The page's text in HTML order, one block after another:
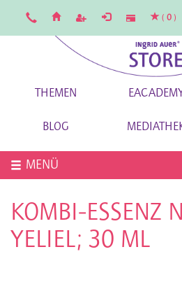
( 0 )
THEMEN
BLOG
MENÜ
KOMBI-ESSENZ
YELIEL; 30 ML